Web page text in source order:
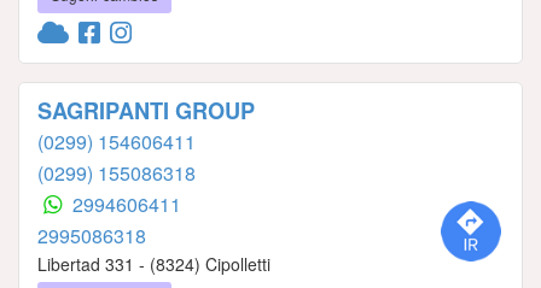
SAGRIPANTI GROUP
(0299) 154606411
(0299) 155086318
2994606411
2995086318
Libertad 331 - (8324) Cipolletti